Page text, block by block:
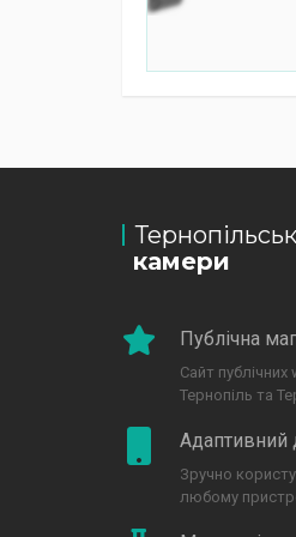
камери
Публічна
Сайт
Тернопіль та
Адаптивний
Зручно
любому